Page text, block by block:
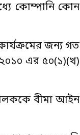
কোম্পানি কোন
জন্য গত
২০১০ এর ৫০(১)(খ)
বীমা আইন